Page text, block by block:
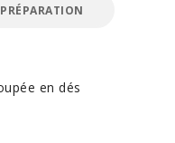
PRÉPARATION
en dés